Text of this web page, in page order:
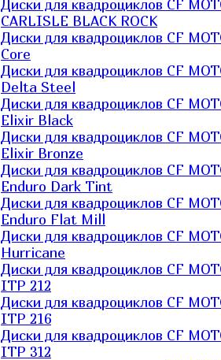
Диски для квадроциклов CF
CARLISLE BLACK ROCK
Диски для квадроциклов CF
Core
Диски для квадроциклов CF
Delta Steel
Диски для квадроциклов CF
Elixir Black
Диски для квадроциклов CF
Elixir Bronze
Диски для квадроциклов CF
Enduro Dark Tint
Диски для квадроциклов CF
Enduro Flat Mill
Диски для квадроциклов CF
Hurricane
Диски для квадроциклов CF
ITP 212
Диски для квадроциклов CF
ITP 216
Диски для квадроциклов CF
ITP 312